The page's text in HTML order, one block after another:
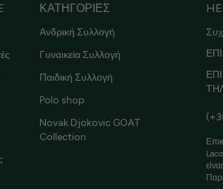
ΚΑΤΗΓΟΡΙΕΣ
Ανδρική Συλλογή
Γυναικεία Συλλογή
Παιδική Συλλογή
Polo shop
Novak Djokovic GOAT
Collection